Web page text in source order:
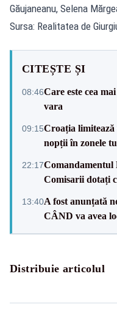
Găujaneanu, Selena
Sursa: Realitatea de
CITEȘTE ȘI
08:46Care este cea
vara
09:15Croația limitează
nopții în zonele
22:17Comandamentul
Comisarii dotați
13:40A fost anunțată
CÂND va avea
Distribuie articolul